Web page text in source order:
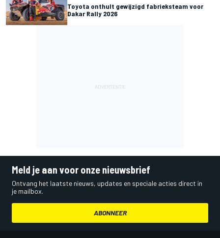
Toyota onthult gewijzigd fabrieksteam voor
Dakar Rally 2026
Meld je aan voor onze nieuwsbrief
Ontvang het laatste nieuws, updates en speciale acties direct in
je mailbox.
ABONNEER